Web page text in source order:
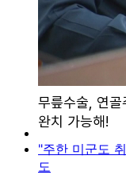
"주한 미군도
도